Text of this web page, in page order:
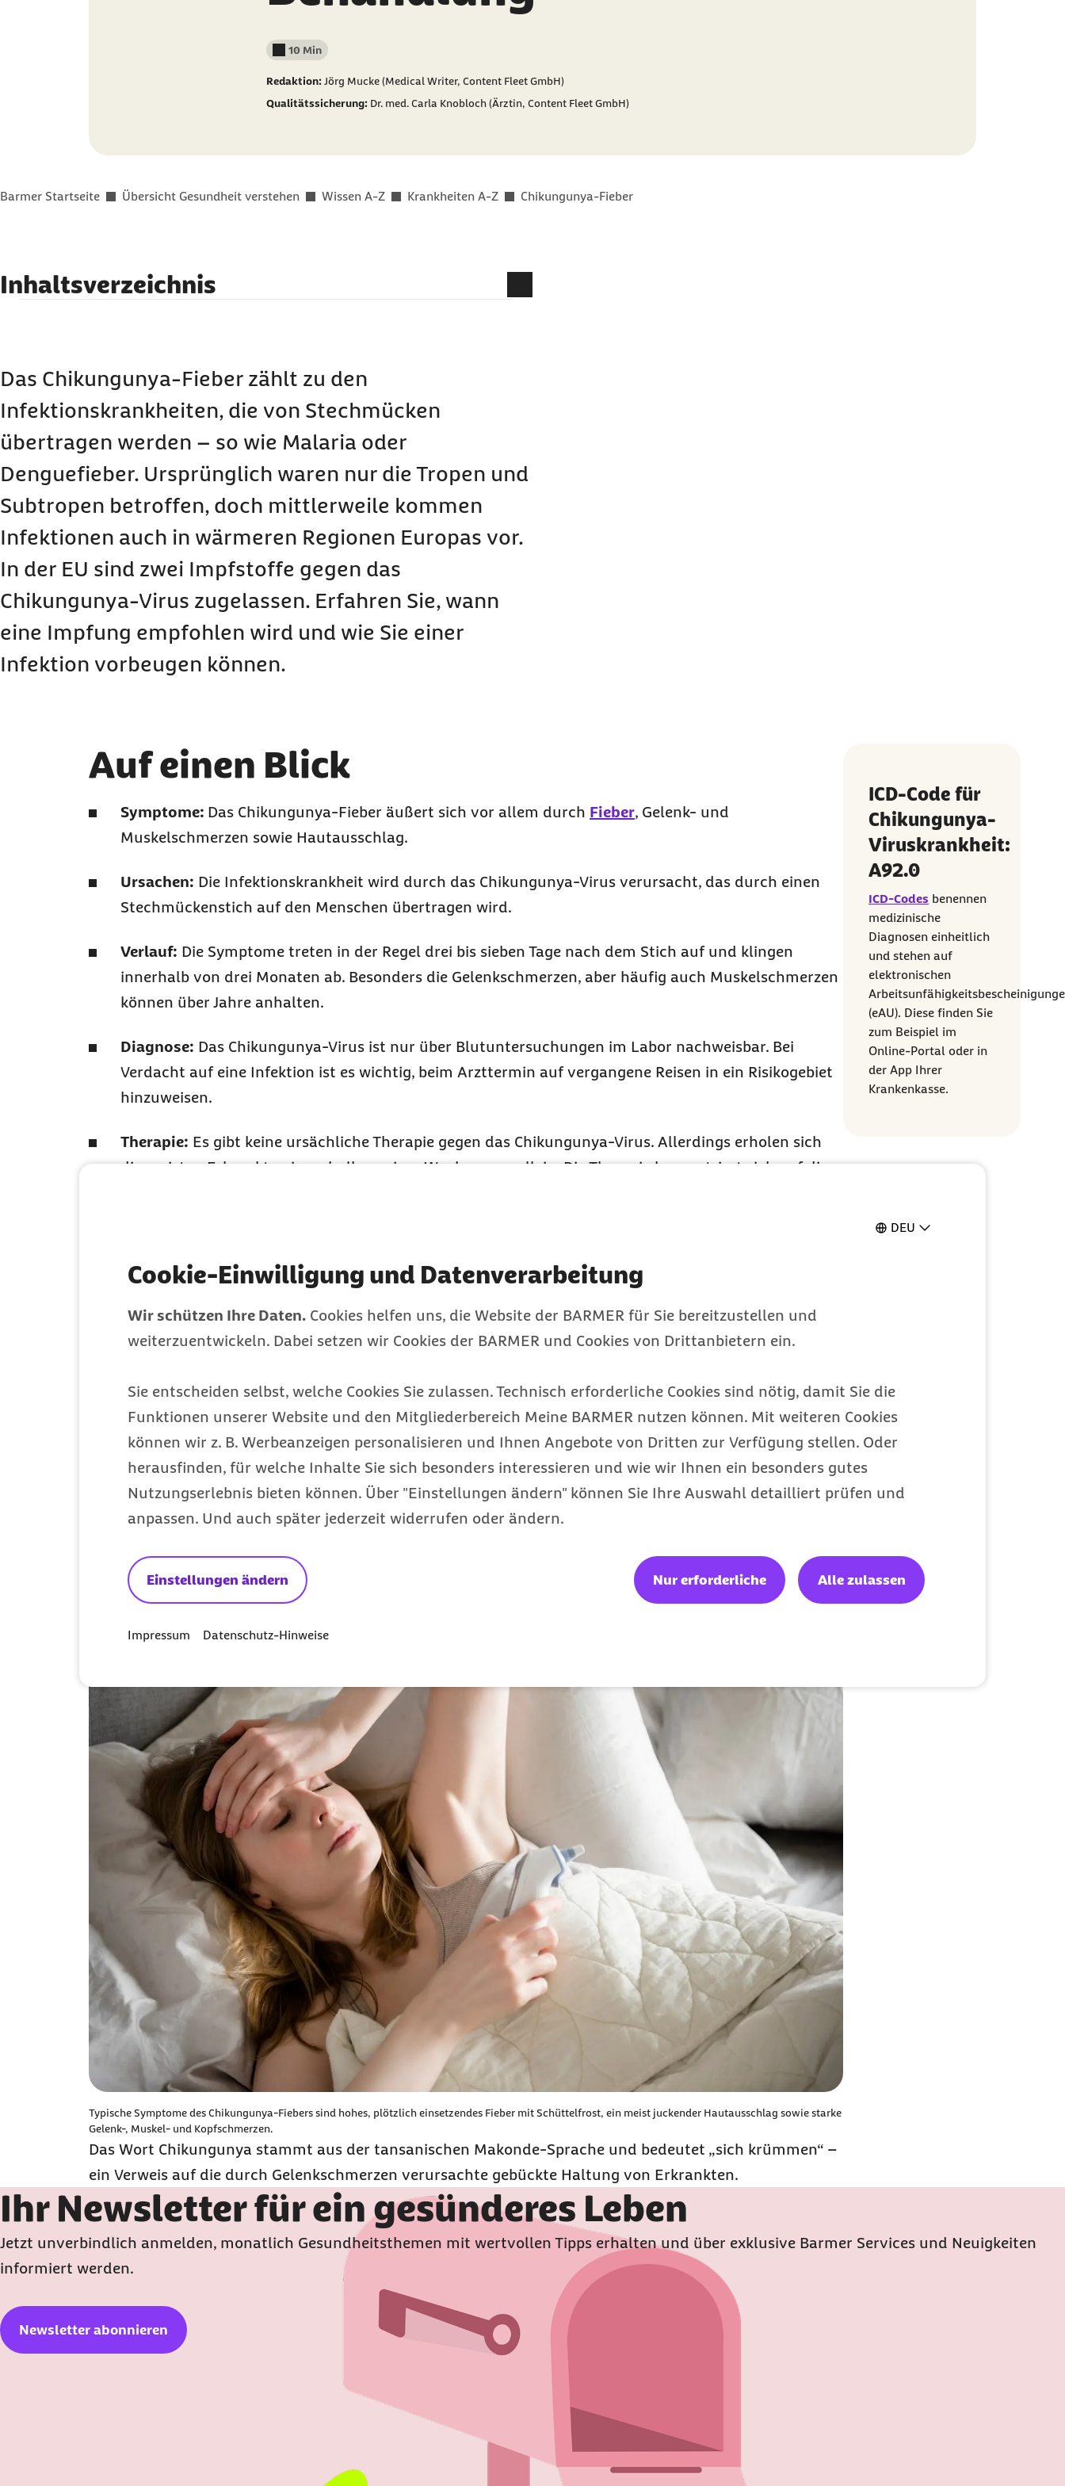
DEU
Cookie-Einwilligung und Datenverarbeitung
Wir schützen Ihre Daten. Cookies helfen uns, die Website der BARMER für Sie bereitzustellen und
weiterzuentwickeln. Dabei setzen wir Cookies der BARMER und Cookies von Drittanbietern ein.
Sie entscheiden selbst, welche Cookies Sie zulassen. Technisch erforderliche Cookies sind nötig, damit Sie die
Funktionen unserer Website und den Mitgliederbereich Meine BARMER nutzen können. Mit weiteren Cookies
können wir z. B. Werbeanzeigen personalisieren und Ihnen Angebote von Dritten zur Verfügung stellen. Oder
herausfinden, für welche Inhalte Sie sich besonders interessieren und wie wir Ihnen ein besonders gutes
Nutzungserlebnis bieten können. Über "Einstellungen ändern" können Sie Ihre Auswahl detailliert prüfen und
anpassen. Und auch später jederzeit widerrufen oder ändern.
Einstellungen ändern Nur erforderliche Alle zulassen
Impressum Datenschutz-Hinweise
Lesedauer weniger als
10 Min
Redaktion:Jörg Mucke (Medical Writer, Content Fleet GmbH)
Qualitätssicherung: Dr. med. Carla Knobloch (Ärztin, Content Fleet GmbH)
Sie befinden sich hier:
Barmer Startseite Übersicht Gesundheit verstehen Wissen A-Z Krankheiten A-Z Chikungunya-Fieber
Inhaltsverzeichnis
Ursachen: So wird das Virus übertragen
Verbreitung: In Europa sind Chikungunya-Infektionen noch recht selten
Diagnose: So wird die Erkrankung nachgewiesen
Behandlung: Dabei stehen die Symptome des Chikungunya-Fiebers im
Mittelpunkt
Vorbeugung: So lässt sich das Infektionsrisiko senken
Häufige Fragen und Antworten zum Chikungunya-Fieber
Das Chikungunya-Fieber zählt zu den
Infektionskrankheiten, die von Stechmücken
übertragen werden – so wie Malaria oder
Denguefieber. Ursprünglich waren nur die Tropen und
Subtropen betroffen, doch mittlerweile kommen
Infektionen auch in wärmeren Regionen Europas vor.
In der EU sind zwei Impfstoffe gegen das
Chikungunya-Virus zugelassen. Erfahren Sie, wann
eine Impfung empfohlen wird und wie Sie einer
Infektion vorbeugen können.
Auf einen Blick
Symptome: Das Chikungunya-Fieber äußert sich vor allem durch Fieber, Gelenk- und
Muskelschmerzen sowie Hautausschlag.
Ursachen: Die Infektionskrankheit wird durch das Chikungunya-Virus verursacht, das durch einen
Stechmückenstich auf den Menschen übertragen wird.
Verlauf: Die Symptome treten in der Regel drei bis sieben Tage nach dem Stich auf und klingen
innerhalb von drei Monaten ab. Besonders die Gelenkschmerzen, aber häufig auch Muskelschmerzen
können über Jahre anhalten.
Diagnose: Das Chikungunya-Virus ist nur über Blutuntersuchungen im Labor nachweisbar. Bei
Verdacht auf eine Infektion ist es wichtig, beim Arzttermin auf vergangene Reisen in ein Risikogebiet
hinzuweisen.
Therapie: Es gibt keine ursächliche Therapie gegen das Chikungunya-Virus. Allerdings erholen sich
die meisten Erkrankten innerhalb weniger Wochen von allein. Die Therapie konzentriert sich auf die
hinaus ist es ratsam, in Risikogebieten Mückenstichen vorzubeugen – durch langärmelige Kleidung,
Insektenspray und Schutznetze.
ICD-Code für
Chikungunya-
Viruskrankheit:
A92.0
ICD-Codes benennen
medizinische
Diagnosen einheitlich
und stehen auf
elektronischen
(eAU). Diese finden Sie
zum Beispiel im
Online-Portal oder in
der App Ihrer
Krankenkasse.
Überblick Chikungunya-Fieber: Das macht
die Erkrankung aus
Die Infektionskrankheit wirddurch das Chikungunya-Virus (CHIKV) ausgelöst, das durch Stechmücken
übertragen wird, und löst Fieber, Hautausschlag sowie Gelenk- und Muskelschmerzen aus. Seit den ersten
dokumentierten Fällen 1952 in Tansania hat sich die Erkrankung von Afrika auf Asien, Mittel- und
Italien. In Deutschland sind bislang nur Reiserückkehrer von Infektionen betroffen.
Typische Symptome des Chikungunya-Fiebers sind hohes, plötzlich einsetzendes Fieber mit Schüttelfrost, ein meist juckender Hautausschlag sowie starke
Gelenk-, Muskel- und Kopfschmerzen.
Das Wort Chikungunya stammt aus der tansanischen Makonde-Sprache und bedeutet „sich krümmen“ –
ein Verweis auf die durch Gelenkschmerzen verursachte gebückte Haltung von Erkrankten.
Ihr Newsletter für ein gesünderes Leben
Jetzt unverbindlich anmelden, monatlich Gesundheitsthemen mit wertvollen Tipps erhalten und über exklusive Barmer Services und Neuigkeiten
informiert werden.
Newsletter abonnieren